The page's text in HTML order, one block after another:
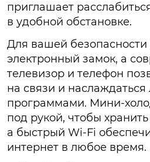
приглашает
в удобной обстановке.
Для вашей безопасности
электронный замок, а
телевизор и телефон
на связи и
программами. Мини-
под рукой, чтобы
а быстрый Wi-Fi
интернет в любое время.